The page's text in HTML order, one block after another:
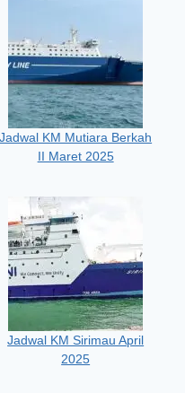
Jadwal KM Mutiara Berkah
II Maret 2025
Jadwal KM Sirimau April
2025